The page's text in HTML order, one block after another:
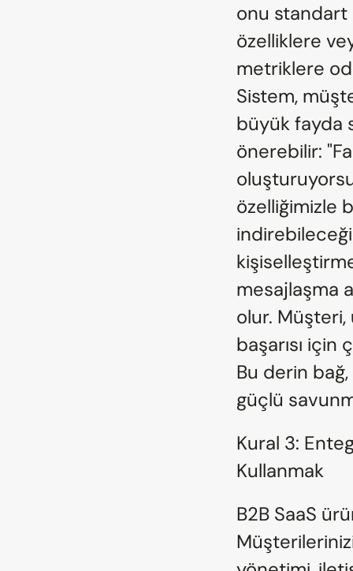
onu standart
özelliklere
metriklere
Sistem,
büyük fayda
önerebilir:
özelliğimizle
mesajlaşma
olur. Müşteri,
başarısı için
Bu derin
güçlü
Kural 3:
Kullanmak
B2B SaaS